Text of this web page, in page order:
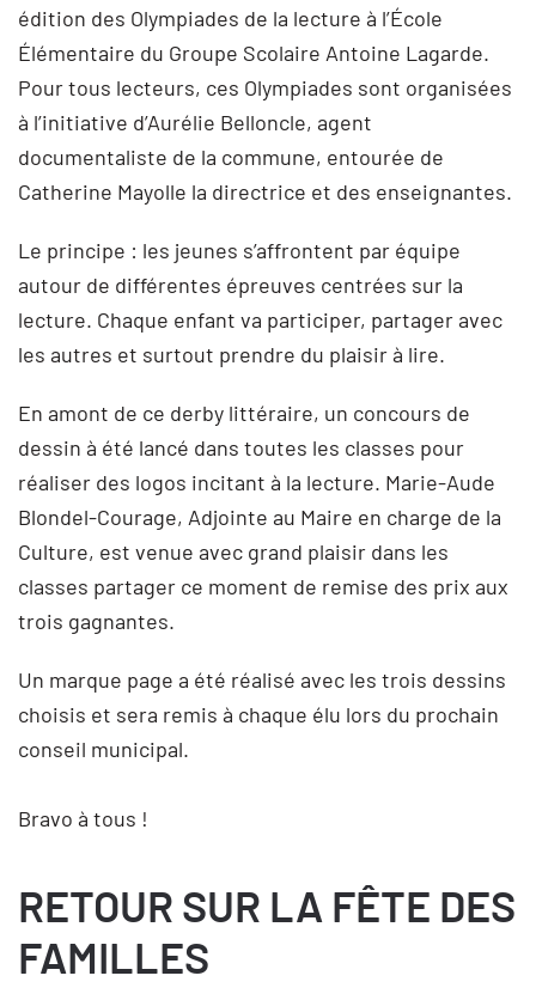
édition des Olympiades de la lecture à l’École
Élémentaire du Groupe Scolaire Antoine Lagarde.
Pour tous lecteurs, ces Olympiades sont organisées
à l’initiative d’Aurélie Belloncle, agent
documentaliste de la commune, entourée de
Catherine Mayolle la directrice et des enseignantes.
Le principe : les jeunes s’affrontent par équipe
autour de différentes épreuves centrées sur la
lecture. Chaque enfant va participer, partager avec
les autres et surtout prendre du plaisir à lire.
En amont de ce derby littéraire, un concours de
dessin à été lancé dans toutes les classes pour
réaliser des logos incitant à la lecture. Marie-Aude
Blondel-Courage, Adjointe au Maire en charge de la
Culture, est venue avec grand plaisir dans les
classes partager ce moment de remise des prix aux
trois gagnantes.
Un marque page a été réalisé avec les trois dessins
choisis et sera remis à chaque élu lors du prochain
conseil municipal.
Bravo à tous !
RETOUR SUR LA FÊTE DES
FAMILLES